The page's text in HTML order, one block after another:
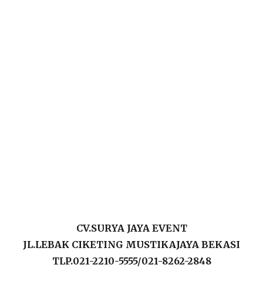
CV.SURYA JAYA EVENT
JL.LEBAK CIKETING MUSTIKAJAYA BEKASI
TLP.021-2210-5555/021-8262-2848